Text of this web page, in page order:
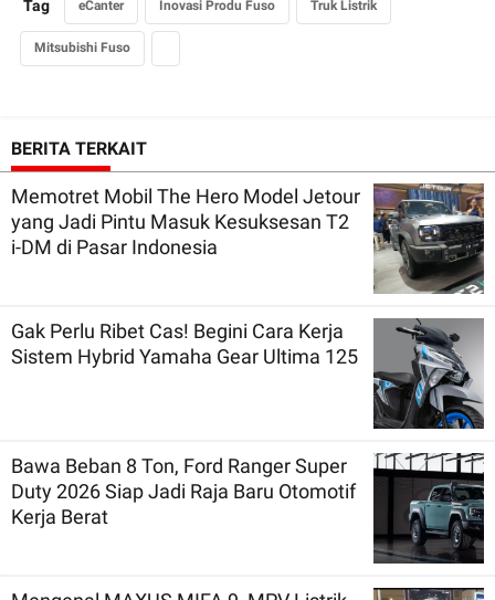
Tag eCanter Inovasi Produ Fuso Truk Listrik
Mitsubishi Fuso
BERITA TERKAIT
Memotret Mobil The Hero Model Jetour
yang Jadi Pintu Masuk Kesuksesan T2
i-DM di Pasar Indonesia
Gak Perlu Ribet Cas! Begini Cara Kerja
Sistem Hybrid Yamaha Gear Ultima 125
Bawa Beban 8 Ton, Ford Ranger Super
Duty 2026 Siap Jadi Raja Baru Otomotif
Kerja Berat